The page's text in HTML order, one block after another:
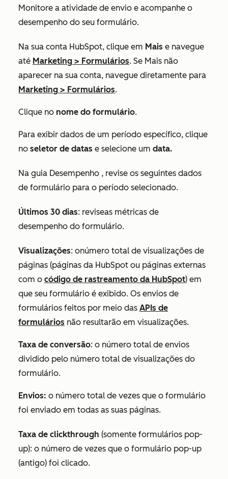
Monitore a atividade de envio e acompanhe o
desempenho do seu formulário.
Na sua conta HubSpot, clique em Mais e navegue
até Marketing > Formulários. Se Mais não
aparecer na sua conta, navegue diretamente para
Marketing > Formulários.
Clique no nome do formulário.
Para exibir dados de um período específico, clique
no seletor de datas e selecione um data.
Na guia Desempenho , revise os seguintes dados
de formulário para o período selecionado.
Últimos 30 dias: reviseas métricas de
desempenho do formulário.
Visualizações: onúmero total de visualizações de
páginas (páginas da HubSpot ou páginas externas
com o código de rastreamento da HubSpot) em
que seu formulário é exibido. Os envios de
formulários feitos por meio das APIs de
formulários não resultarão em visualizações.
Taxa de conversão: o número total de envios
dividido pelo número total de visualizações do
formulário.
Envios: o número total de vezes que o formulário
foi enviado em todas as suas páginas.
Taxa de clickthrough (somente formulários pop-
up): o número de vezes que o formulário pop-up
(antigo) foi clicado.